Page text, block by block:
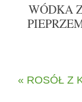
WÓDKA
« ROSÓŁ Z